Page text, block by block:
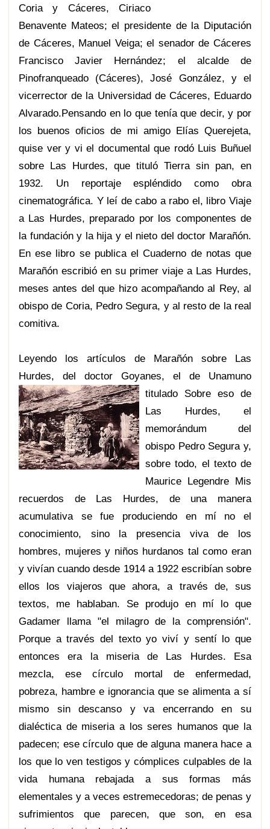
Coria y Cáceres, Ciriaco
Benavente Mateos; el presidente de la Diputación
de Cáceres, Manuel Veiga; el senador de Cáceres
Francisco Javier Hernández; el alcalde de
Pinofranqueado (Cáceres), José González, y el
vicerrector de la Universidad de Cáceres, Eduardo
Alvarado.Pensando en lo que tenía que decir, y por
los buenos oficios de mi amigo Elías Querejeta,
quise ver y vi el documental que rodó Luis Buñuel
sobre Las Hurdes, que tituló Tierra sin pan, en
1932. Un reportaje espléndido como obra
cinematográfica. Y leí de cabo a rabo el, libro Viaje
a Las Hurdes, preparado por los componentes de
la fundación y la hija y el nieto del doctor Marañón.
En ese libro se publica el Cuaderno de notas que
Marañón escribió en su primer viaje a Las Hurdes,
meses antes del que hizo acompañando al Rey, al
obispo de Coria, Pedro Segura, y al resto de la real
comitiva.
Leyendo los artículos de Marañón sobre Las
Hurdes, del doctor Goyanes, el de Unamuno
titulado Sobre eso de
Las Hurdes, el
memorándum del
obispo Pedro Segura y,
sobre todo, el texto de
Maurice Legendre Mis
recuerdos de Las Hurdes, de una manera
acumulativa se fue produciendo en mí no el
conocimiento, sino la presencia viva de los
hombres, mujeres y niños hurdanos tal como eran
y vivían cuando desde 1914 a 1922 escribían sobre
ellos los viajeros que ahora, a través de, sus
textos, me hablaban. Se produjo en mí lo que
Gadamer llama "el milagro de la comprensión".
Porque a través del texto yo viví y sentí lo que
entonces era la miseria de Las Hurdes. Esa
mezcla, ese círculo mortal de enfermedad,
pobreza, hambre e ignorancia que se alimenta a sí
mismo sin descanso y va encerrando en su
dialéctica de miseria a los seres humanos que la
padecen; ese círculo que de alguna manera hace a
los que lo ven testigos y cómplices culpables de la
vida humana rebajada a sus formas más
elementales y a veces estremecedoras; de penas y
sufrimientos que parecen, que son, en esa